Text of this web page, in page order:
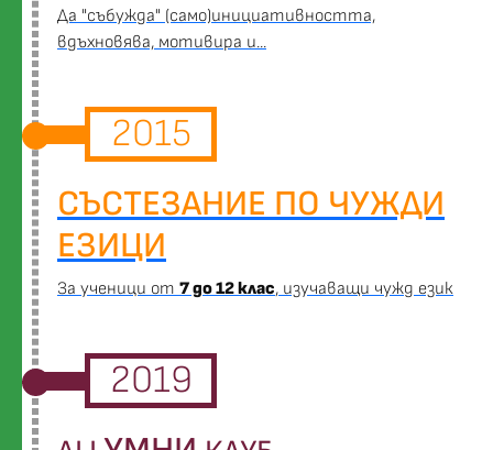
Да "събужда" (само)инициативността,
вдъхновява, мотивира и...
2015
СЪСТЕЗАНИЕ ПО ЧУЖДИ
ЕЗИЦИ
За ученици от 7 до 12 клас, изучаващи чужд език
2019